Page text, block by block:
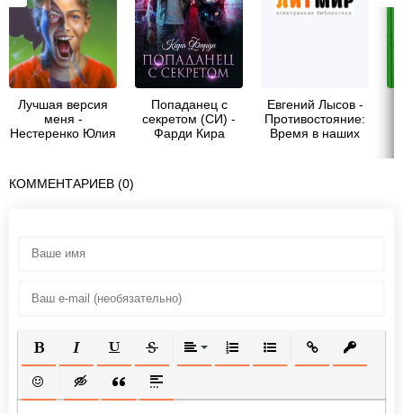
Лучшая версия
меня -
Нестеренко Юлия
Попаданец с
секретом (СИ) -
Фарди Кира
Евгений Лысов -
Противостояние:
Время в наших
КОММЕНТАРИЕВ (0)
ПОЛУЖИРНЫЙ
КУРСИВПОДЧЕРКНУТЫЙ
ЗАЧЕРКНУТЫЙВЫРАВНИВАНИЕ
НУМЕРОВАННЫЙ СПИСОК
МАРКИРОВАННЫЙ
ВСТАВИТЬ
ВСТАВИТЬ СМАЙЛИК
ВСТАВКА СКРЫТОГО ТЕКСТА
ВСТАВКА ЦИТАТЫ
ВСТАВКА СПОЙЛЕРА